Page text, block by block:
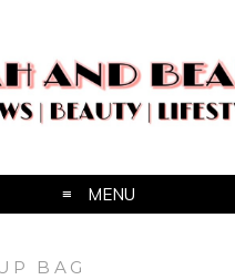
MENU
BAG